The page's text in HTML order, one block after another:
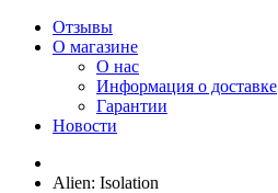
Отзывы
О магазине
О нас
Информация о доставке
Гарантии
Новости
Alien: Isolation